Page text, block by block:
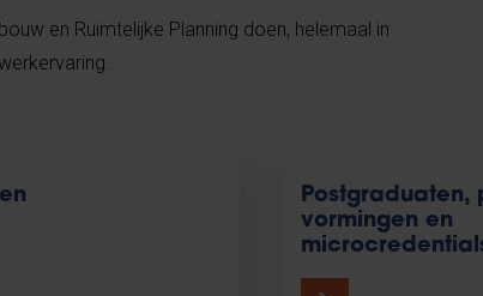
en Ruimtelijke Planning doen, helemaal in
Postgraduaten,
vormingen en